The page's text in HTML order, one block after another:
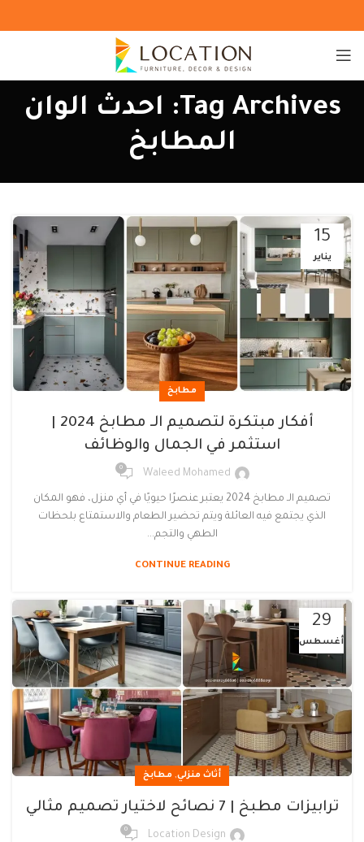
Tag Archives: احدث الوان
المطابخ
15
يناير
مطابخ
استثمر في الجمال والوظائف
Waleed Mohamed
0
تصميم الـ مطابخ 2024 يعتبر عنصرًا حيويًا في أي منزل، فهو المكان
الذي يجتمع فيه العائلة ويتم تحضير الطعام والاستمتاع بلحظات
الطهي والتجم...
CONTINUE READING
29
أغسطس
أثاث منزلي, مطابخ
ترابيزات مطبخ | 7 نصائح لاختيار تصميم مثالي
Location Design
0